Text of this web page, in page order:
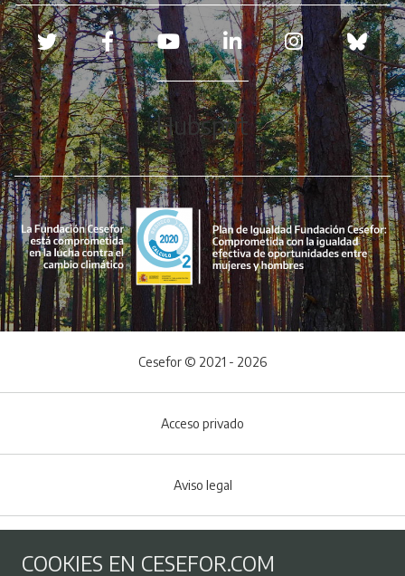
Redes sociales
Hubspot
Cesefor © 2021 - 2026
Acceso privado
Aviso legal
COOKIES EN CESEFOR.COM